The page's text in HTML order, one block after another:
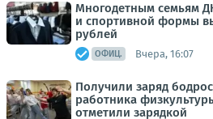
Многодетным семьям
и спортивной формы
рублей
ОФИЦ. Вчера, 16:07
Получили заряд
работника
отметили зарядкой